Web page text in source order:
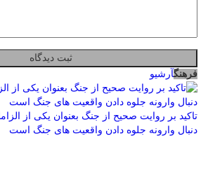
فرهنگآرشیو
تاکید بر روایت صحیح از جنگ بعنوان یکی از
دنبال وارونه جلوه دادن واقعیت های جنگ است